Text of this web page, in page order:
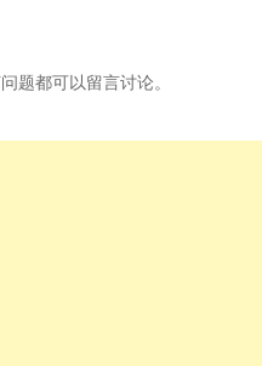
题都可以留言讨论。